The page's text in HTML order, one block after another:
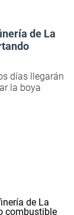
de La
días llegarán
la boya